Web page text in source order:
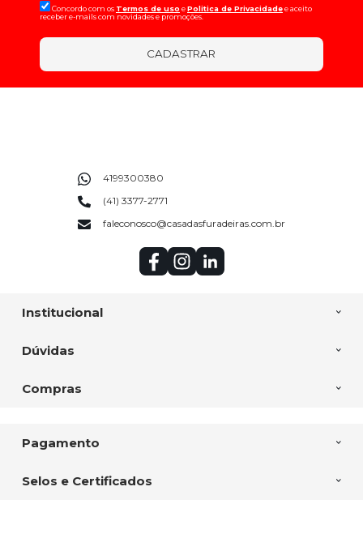
Concordo com os Termos de uso ePolitica de Privacidadee aceito
receber e-mails com novidades e promoções.
CADASTRAR
Institucional
Dúvidas
Compras
4199300380
(41) 3377-2771
faleconosco@casadasfuradeiras.com.br
Pagamento
Selos e Certificados